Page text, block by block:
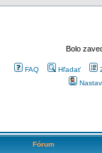
Bolo
FAQ Hľadať
Fórum